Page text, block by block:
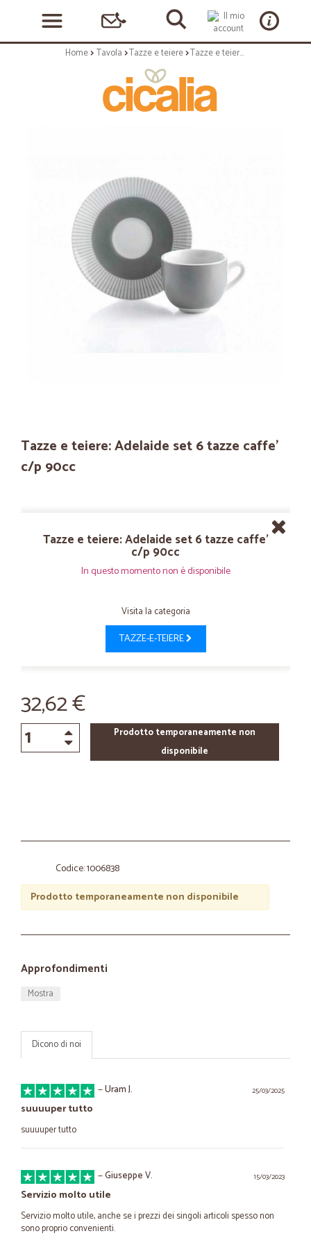
Home Tavola Tazze e teiere Tazze e teiere: Adelaide set 6 tazze caffe' c/p 90cc
Tazze e teiere: Adelaide set 6 tazze caffe'
c/p 90cc
Tazze e teiere: Adelaide set 6 tazze caffe'
c/p 90cc
In questo momento non è disponibile
Visita la categoria
TAZZE-E-TEIERE
32,62 €
Prodotto temporaneamente non
disponibile
Codice: 1006838
Prodotto temporaneamente non disponibile
Approfondimenti
Mostra
Dicono di noi
25/03/2025
—Uram J.
suuuuper tutto
suuuuper tutto
15/03/2023
—Giuseppe V.
Servizio molto utile
Servizio molto utile, anche se i prezzi dei singoli articoli spesso non
sono proprio convenienti.